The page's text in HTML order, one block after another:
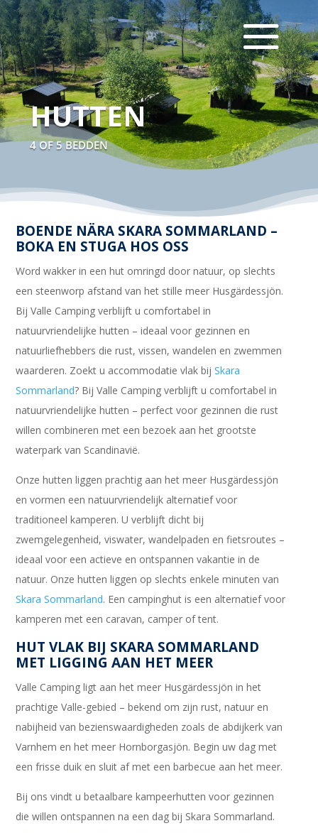
HUTTEN
4 OF 5 BEDDEN
BOENDE NÄRA SKARA SOMMARLAND –
BOKA EN STUGA HOS OSS
Word wakker in een hut omringd door natuur, op slechts
een steenworp afstand van het stille meer Husgärdessjön.
Bij Valle Camping verblijft u comfortabel in
natuurvriendelijke hutten – ideaal voor gezinnen en
natuurliefhebbers die rust, vissen, wandelen en zwemmen
waarderen. Zoekt u accommodatie vlak bijSkara
Sommarland? Bij Valle Camping verblijft u comfortabel in
natuurvriendelijke hutten – perfect voor gezinnen die rust
willen combineren met een bezoek aan het grootste
waterpark van Scandinavië.
Onze hutten liggen prachtig aan het meer Husgärdessjön
en vormen een natuurvriendelijk alternatief voor
traditioneel kamperen. U verblijft dicht bij
zwemgelegenheid, viswater, wandelpaden en fietsroutes –
ideaal voor een actieve en ontspannen vakantie in de
natuur. Onze hutten liggen op slechts enkele minuten van
Skara Sommarland. Een campinghut is een alternatief voor
kamperen met een caravan, camper of tent.
HUT VLAK BIJ SKARA SOMMARLAND
MET LIGGING AAN HET MEER
Valle Camping ligt aan het meer Husgärdessjön in het
prachtige Valle-gebied – bekend om zijn rust, natuur en
nabijheid van bezienswaardigheden zoals de abdijkerk van
Varnhem en het meer Hornborgasjön. Begin uw dag met
een frisse duik en sluit af met een barbecue aan het meer.
Bij ons vindt u betaalbare kampeerhutten voor gezinnen
die willen ontspannen na een dag bij Skara Sommarland.